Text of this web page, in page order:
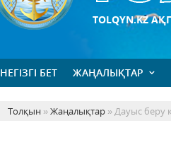
TOLQYN.KZ
НЕГІЗГІ БЕТ ЖАҢАЛЫҚТАР
Толқын »Жаңалықтар » Дауыс беру